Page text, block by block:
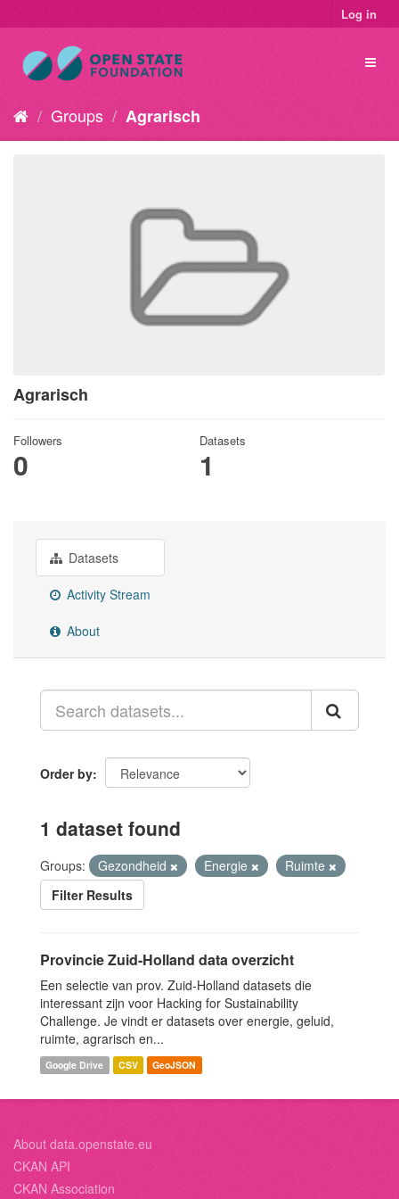
Log in
Groups Agrarisch
Agrarisch
Followers
0
Datasets
1
Datasets
Activity Stream
About
Order by
1 dataset found
Groups: Gezondheid Energie
Ruimte
Filter Results
Provincie Zuid-Holland data overzicht
Een selectie van prov. Zuid-Holland datasets die
interessant zijn voor Hacking for Sustainability
Challenge. Je vindt er datasets over energie, geluid,
ruimte, agrarisch en...
Google Drive CSV GeoJSON
About data.openstate.eu
CKAN API
CKAN Association